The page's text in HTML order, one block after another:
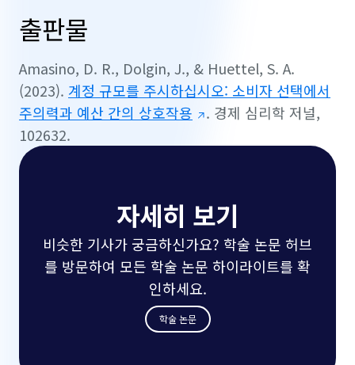
출판물
Amasino, D. R., Dolgin, J., & Huettel, S. A.
(2023). 계정 규모를 주시하십시오: 소비자 선택에서
주의력과 예산 간의 상호작용
. 경제 심리학 저널,
102632.
자세히 보기
비슷한 기사가 궁금하신가요? 학술 논문 허브
를 방문하여 모든 학술 논문 하이라이트를 확
인하세요.
학술 논문